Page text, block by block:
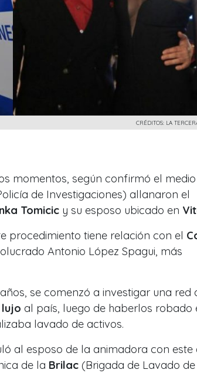
CRÉDITOS: LA
momentos, según confirmó el
de Investigaciones) allanaron el
Tomicic y su esposo ubicado en
procedimiento tiene relación con el
Antonio López Spagui, más
se comenzó a investigar una red
al país, luego de haberlos robado
lavado de activos.
al esposo de la animadora con este
de la Brilac (Brigada de Lavado de